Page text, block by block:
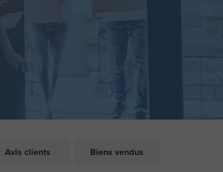
Avis clients Biens vendus